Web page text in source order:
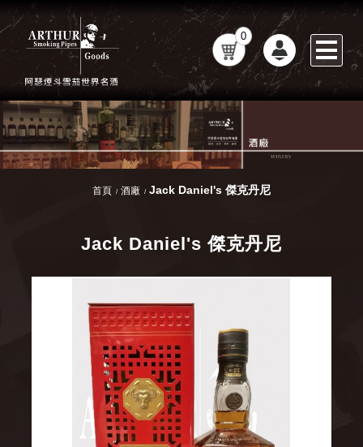
0
首頁 酒廠 Jack Daniel's 傑克丹尼
Jack Daniel's 傑克丹尼